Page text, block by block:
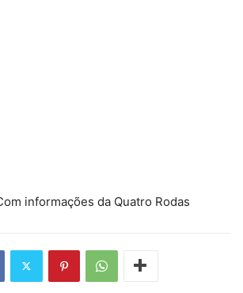
informações da Quatro Rodas